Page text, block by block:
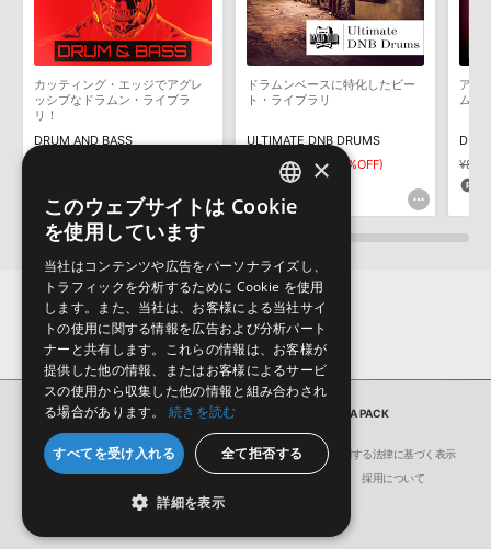
デモソングは、製品収録サウンドを使ってできることを紹介するた
めのデモンストレーション用の楽曲です。原則として、デモソング
そのものをお使いいただくことはできません。また、デモソングを
構成する全てのサウンドが、サンプルパックに含まれていることを
保証するものではありません。
しかねます。
2022.05.25
Native Instruments社「Massive」のプリセット追加方法
マークのついた情報は、該当する製品のご購入ユーザー様専用となって
おります。ご覧頂くには、該当する製品をご購入頂く必要がございます。
DRUM & BASS ULTRA PACKのサポート情報
カッティング・エッジでアグレ
ッシブなドラムン・ライブラ
リ！
DRUM AND BASS
ドラムンベースに特化したビー
ト・ライブラリ
ULTIMATE DNB DRUMS
¥3,190 ¥2,233(30%OFF)
66pt
アグ
ムン
サンプルパック DRUM & BASS ULTRA PACK
会社概要 環境保護（CSR）への取り組み
特定商取引に関する法律に基づく表示
サイト動作環境
利用規約 個人情報の保護について 採用について
ENGLISH
×
このウェブサイトは Cookie
を使用しています
当社はコンテンツや広告をパーソナライズし、
トラフィックを分析するために Cookie を使用
します。また、当社は、お客様による当社サイ
トの使用に関する情報を広告および分析パート
ナーと共有します。これらの情報は、お客様が
提供した他の情報、またはお客様によるサービ
スの使用から収集した他の情報と組み合わされ
る場合があります。
続きを読む
すべてを受け入れる 全て拒否する
詳細を表示